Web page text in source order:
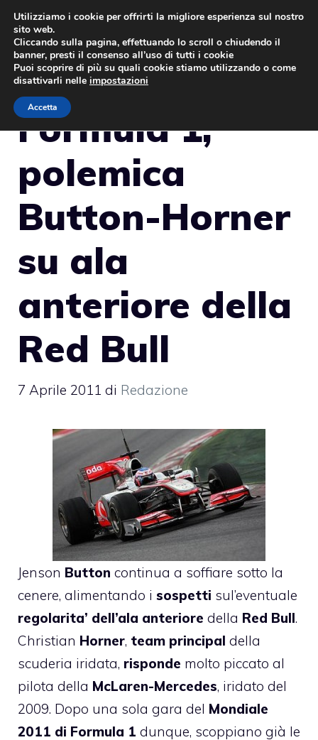
Vai
contenuto
Formula 1,
polemica
Button-Horner
su ala
anteriore della
Red Bull
7 Aprile 2011 di Redazione
Jenson Button continua a soffiare sotto la
cenere, alimentando i sospetti sul’eventuale
regolarita’ dell’ala anteriore della Red Bull.
Christian Horner, team principal della
scuderia iridata, risponde molto piccato al
pilota della McLaren-Mercedes, iridato del
2009. Dopo una sola gara del Mondiale
2011 di Formula 1 dunque, scoppiano già le
Utilizziamo i cookie per offrirti la migliore esperienza sul nostro
sito web.
Cliccando sulla pagina, effettuando lo scroll o chiudendo il
banner, presti il consenso all’uso di tutti i cookie
Puoi scoprire di più su quali cookie stiamo utilizzando o come
disattivarli nelle impostazioni
Accetta